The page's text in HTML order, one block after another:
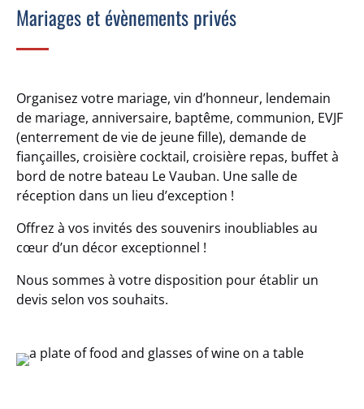
Mariages et évènements privés
Organisez votre mariage, vin d’honneur, lendemain
de mariage, anniversaire, baptême, communion, EVJF
(enterrement de vie de jeune fille), demande de
fiançailles, croisière cocktail, croisière repas, buffet à
bord de notre bateau Le Vauban. Une salle de
réception dans un lieu d’exception !
Offrez à vos invités des souvenirs inoubliables au
cœur d’un décor exceptionnel !
Nous sommes à votre disposition pour établir un
devis selon vos souhaits.